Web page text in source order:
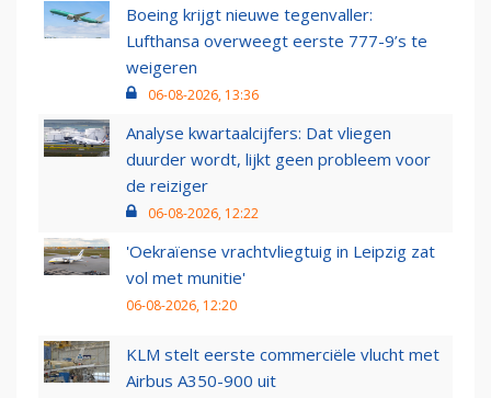
Boeing krijgt nieuwe tegenvaller:
Lufthansa overweegt eerste 777-9’s te
weigeren
06-08-2026, 13:36
Analyse kwartaalcijfers: Dat vliegen
duurder wordt, lijkt geen probleem voor
de reiziger
06-08-2026, 12:22
'Oekraïense vrachtvliegtuig in Leipzig zat
vol met munitie'
06-08-2026, 12:20
KLM stelt eerste commerciële vlucht met
Airbus A350-900 uit